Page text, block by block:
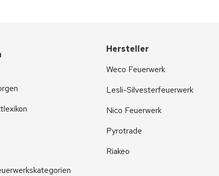
Hersteller
Weco Feuerwerk
Lesli-Silvesterfeuerwerk
Nico Feuerwerk
Pyrotrade
Riakeo